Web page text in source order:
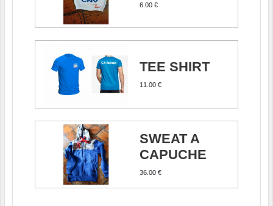
6.00 €
TEE SHIRT
11.00 €
SWEAT A
CAPUCHE
36.00 €